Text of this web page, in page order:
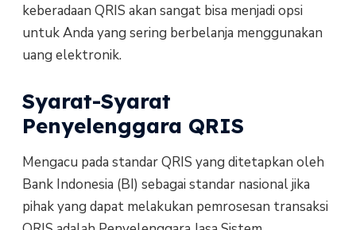
keberadaan QRIS akan sangat bisa menjadi opsi
untuk Anda yang sering berbelanja menggunakan
uang elektronik.
Syarat-Syarat
Penyelenggara QRIS
Mengacu pada standar QRIS yang ditetapkan oleh
Bank Indonesia (BI) sebagai standar nasional jika
pihak yang dapat melakukan pemrosesan transaksi